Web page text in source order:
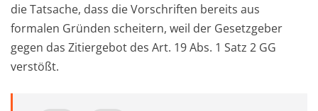
die Tatsache, dass die Vorschriften bereits aus
formalen Gründen scheitern, weil der Gesetzgeber
gegen das Zitiergebot des Art. 19 Abs. 1 Satz 2 GG
verstößt.